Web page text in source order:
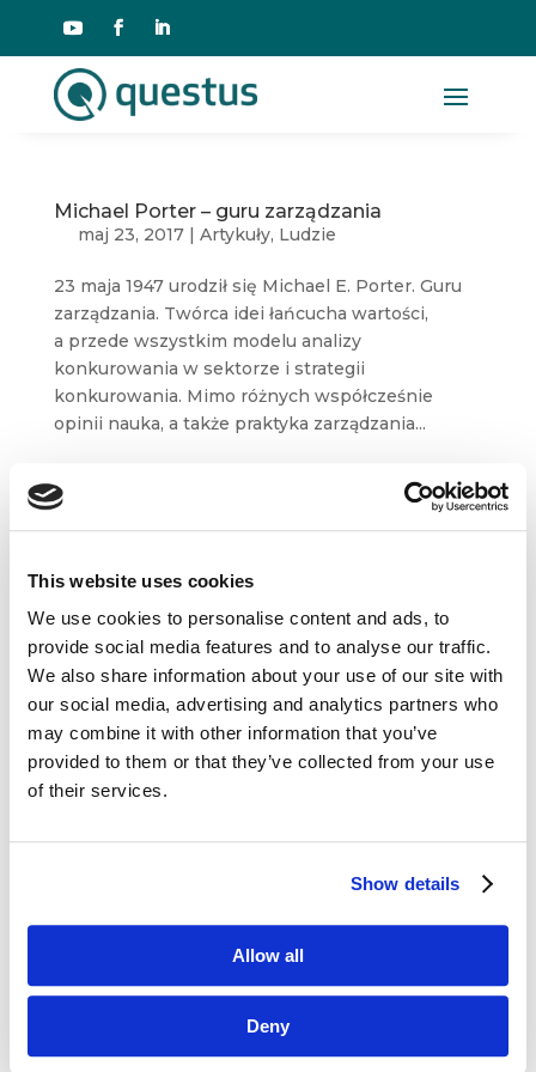
This website uses cookies
We use cookies to personalise content and ads, to
provide social media features and to analyse our traffic.
We also share information about your use of our site with
our social media, advertising and analytics partners who
may combine it with other information that you’ve
provided to them or that they’ve collected from your use
of their services.
Show details
Allow all
Deny
Michael Porter – guru zarządzania
maj 23, 2017| Artykuły, Ludzie
23 maja 1947 urodził się Michael E. Porter. Guru
zarządzania. Twórca idei łańcucha wartości,
a przede wszystkim modelu analizy
konkurowania w sektorze i strategii
konkurowania. Mimo różnych współcześnie
opinii nauka, a także praktyka zarządzania...

questus
ul. Organizacji WiN 83/7
91-811 Łódź
 601 098 038
 questus@questus.pl
Polityka prywatności